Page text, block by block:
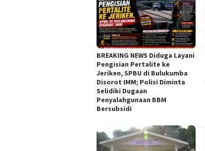
BREAKING NEWS Diduga Layani
Pengisian Pertalite ke
Jeriken, SPBU di Bulukumba
Disorot IMM; Polisi Diminta
Selidiki Dugaan
Penyalahgunaan BBM
Bersubsidi